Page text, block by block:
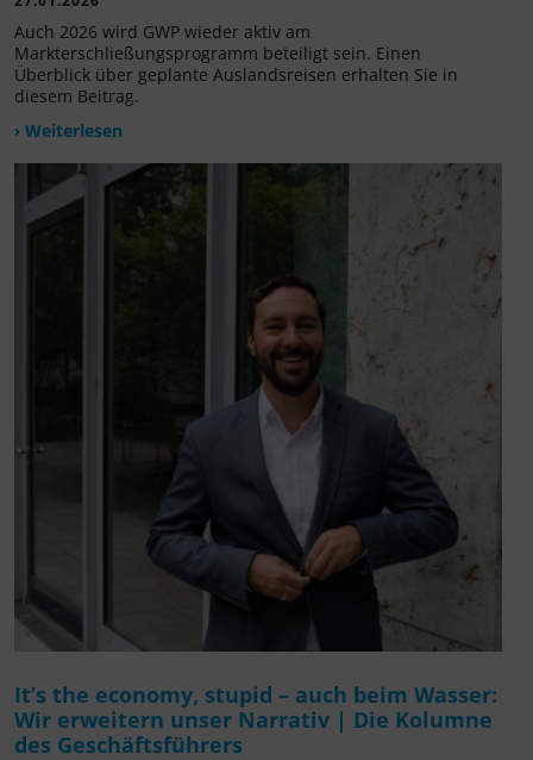
Auch 2026 wird GWP wieder aktiv am
Markterschließungsprogramm beteiligt sein. Einen
Überblick über geplante Auslandsreisen erhalten Sie in
diesem Beitrag.
› Weiterlesen
It’s the economy, stupid – auch beim Wasser:
Wir erweitern unser Narrativ | Die Kolumne
des Geschäftsführers